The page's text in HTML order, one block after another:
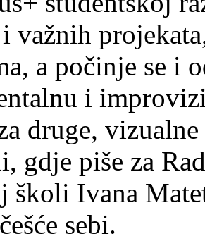
važnih
a počinje se i
i
druge,
gdje piše za
školi Ivana
sebi.